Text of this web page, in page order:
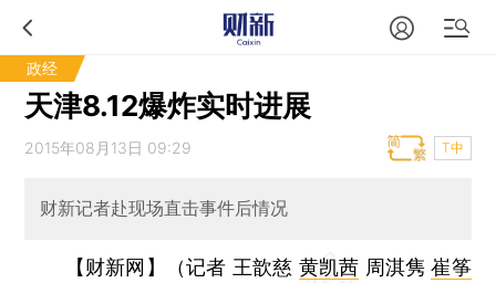
政经
天津8.12爆炸实时进展
2015年08月13日 09:29 T中
财新记者赴现场直击事件后情况
【财新网】（记者 王歆慈 黄凯茜 周淇隽崔筝